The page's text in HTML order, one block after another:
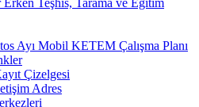
Ayı Mobil KETEM Çalışma Planı
Çizelgesi
Adres